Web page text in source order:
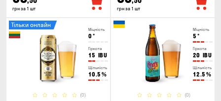
грн за 1 шт грн за 1 шт
Міцність
0 °
Гіркота
15 IBU
Щільність
10.5 %
(0)
Тільки онлайн
Міцність
5 °
Гіркота
20 IBU
Щільність
12.5 %
(0)